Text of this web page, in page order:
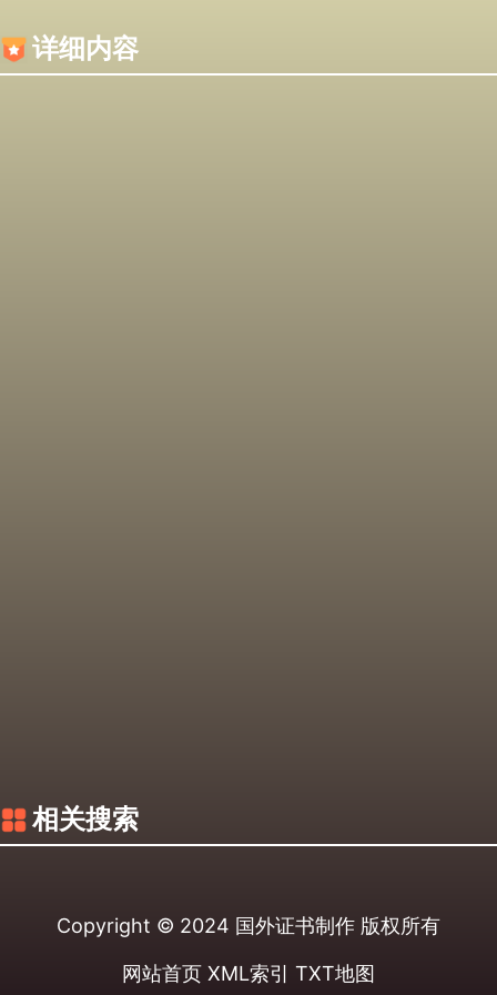
详细内容
相关搜索
Copyright © 2024 国外证书制作 版权所有
网站首页 XML索引 TXT地图